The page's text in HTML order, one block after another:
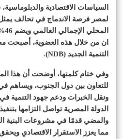
السياسات الاقتصادية
ان من خلال هذه العضوية، أصبحت
التنمية الجديد (NDB).
وفي ختام كلمتها، أوضحت أن هذا
للتعاون بين دول الجنوب، ويساهم
ونقل الخبرات ودعم جهود التنمية في
الدولة المصرية تواصل التزامها
والمضي قدمًا في مشروعات البنية
مما يعزز الاستقرار الاقتصادي